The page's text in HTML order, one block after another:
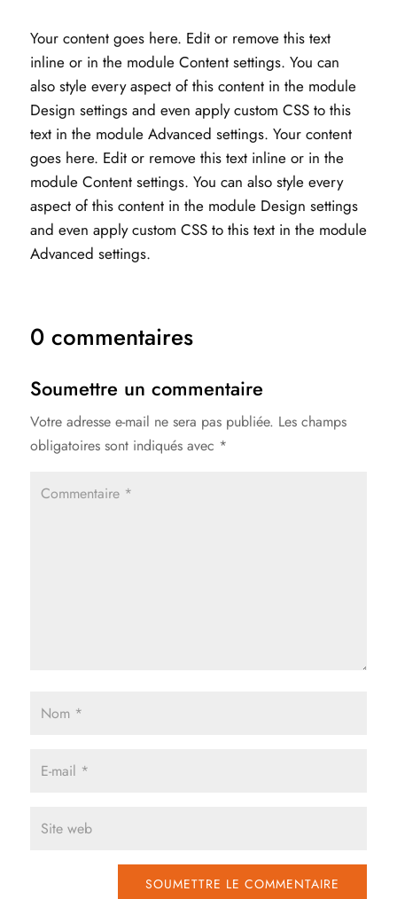
Your content goes here. Edit or remove this text
inline or in the module Content settings. You can
also style every aspect of this content in the module
Design settings and even apply custom CSS to this
text in the module Advanced settings. Your content
goes here. Edit or remove this text inline or in the
module Content settings. You can also style every
aspect of this content in the module Design settings
and even apply custom CSS to this text in the module
Advanced settings.
0 commentaires
Soumettre un commentaire
Votre adresse e-mail ne sera pas publiée. Les champs
obligatoires sont indiqués avec *
SOUMETTRE LE COMMENTAIRE